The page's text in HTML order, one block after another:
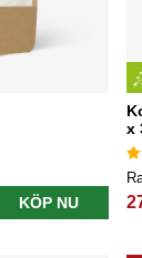
KÖP NU
x